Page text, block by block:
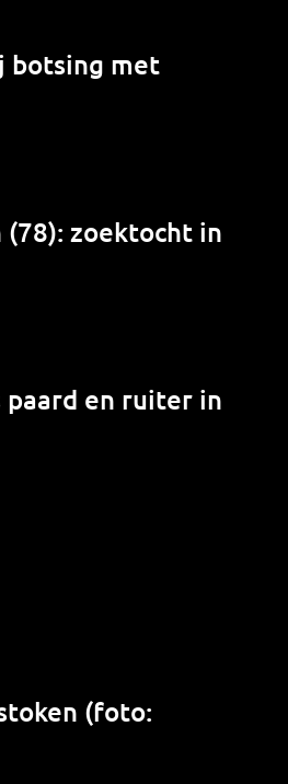
botsing met
zoektocht in
en ruiter in
(foto: